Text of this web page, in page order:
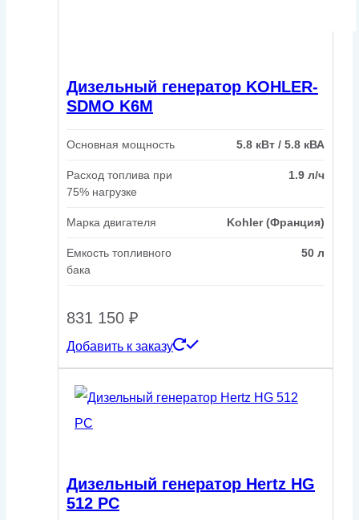
Дизельный генератор KOHLER-
SDMO K6M
Основная мощность 5.8 кВт / 5.8 кВА
Расход топлива при
75% нагрузке
1.9 л/ч
Марка двигателя Kohler (Франция)
Емкость топливного
бака
50 л
831 150 ₽
Добавить к заказу
Дизельный генератор Hertz HG
512 PC